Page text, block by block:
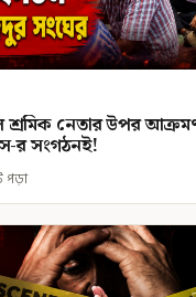
শ্রমিক নেতার উপর
র সংগঠনই!
পড়া